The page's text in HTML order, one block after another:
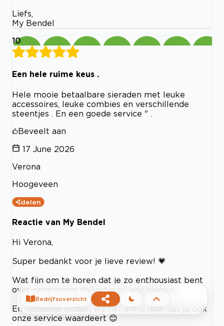
Liefs,
My Bendel
10
Een hele ruime keus .
Hele mooie betaalbare sieraden met leuke
accessoires, leuke combies en verschillende
steentjes . En een goede service " .
Beveelt aan
17 June 2026
Verona
Hoogeveen
delen
Reactie van My Bendel
Hi Verona,
Super bedankt voor je lieve review! 💗
Wat fijn om te horen dat je zo enthousiast bent
over onze ruime collectie en edelstenen.
En natuurlijk vinden we het extra leuk dat je ook
onze service waardeert 😊
Bedrijfsoverzicht